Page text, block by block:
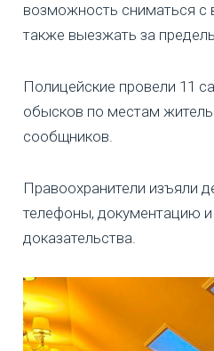
возможность сниматься с
также выезжать за
Полицейские провели 11
обысков по местам
сообщников.
Правоохранители изъяли
телефоны, документацию
доказательства.